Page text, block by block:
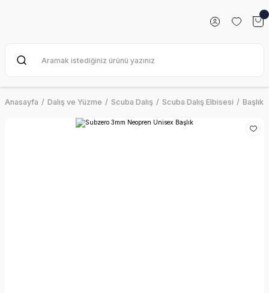
Anasayfa Dalış ve Yüzme Scuba Dalış Scuba Dalış Elbisesi Başlık